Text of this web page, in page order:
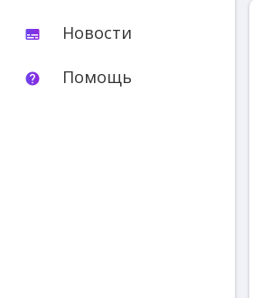
subtitles Новости
help Помощь